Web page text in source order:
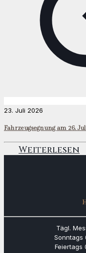
23. Juli 2026
Fahrzeugsegnung am 26.
Weiterlesen
Tägl.
Sonntags
Feiertags